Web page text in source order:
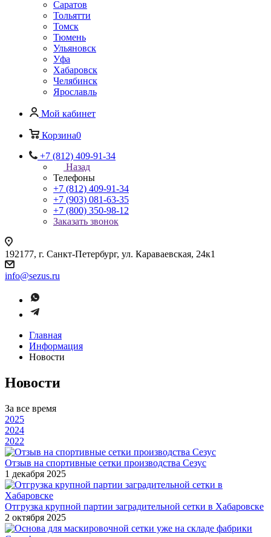
Саратов
Тольятти
Томск
Тюмень
Ульяновск
Уфа
Хабаровск
Челябинск
Ярославль
Мой кабинет
Корзина0
+7 (812) 409-91-34
Назад
Телефоны
+7 (812) 409-91-34
+7 (903) 081-63-35
+7 (800) 350-98-12
Заказать звонок
192177, г. Санкт-Петербург, ул. Караваевская, 24к1
info@sezus.ru
Главная
Информация
Новости
Новости
За все время
2025
2024
2022
Отзыв на спортивные сетки производства Сезус
1 декабря 2025
Отгрузка крупной партии заградительной сетки в Хабаровске
2 октября 2025